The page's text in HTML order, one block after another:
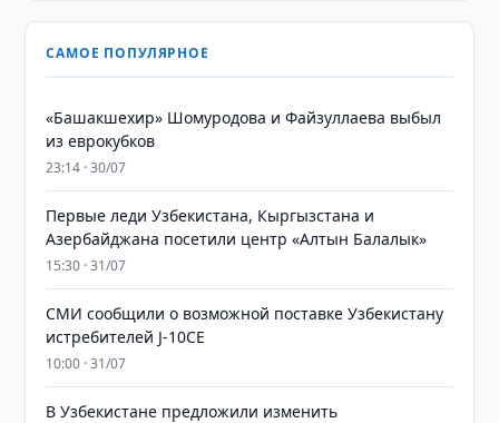
САМОЕ ПОПУЛЯРНОЕ
«Башакшехир» Шомуродова и Файзуллаева выбыл
из еврокубков
23:14 · 30/07
Первые леди Узбекистана, Кыргызстана и
Азербайджана посетили центр «Алтын Балалык»
15:30 · 31/07
СМИ сообщили о возможной поставке Узбекистану
истребителей J-10CE
10:00 · 31/07
В Узбекистане предложили изменить